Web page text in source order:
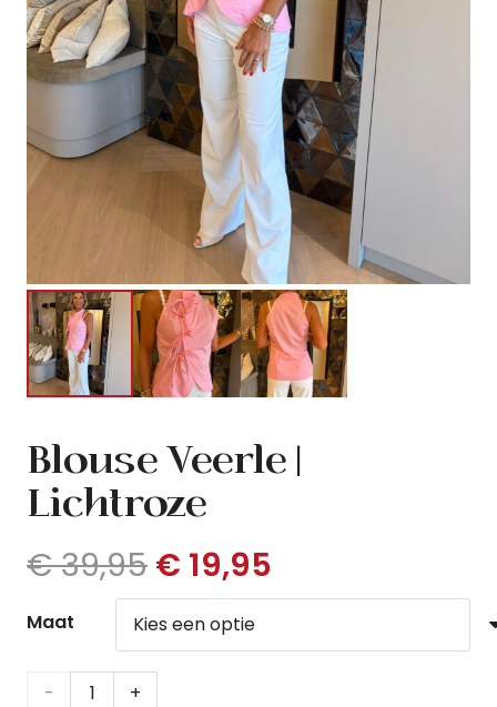
Blouse Veerle |
Lichtroze
€39,95 Oorspronkelijke
prijs
was:
€ 39,95.
€ 19,95
prijs
€ 19,95.
Maat
Blouse